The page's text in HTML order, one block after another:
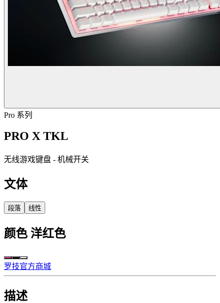
Pro 系列
PRO X TKL
无线游戏键盘 - 机械开关
文体
段落 线性
颜色 洋红色
罗技官方商城
描述